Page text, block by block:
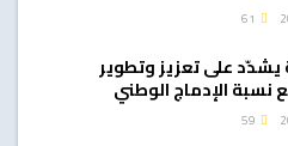
يشدّد على تعزيز وتطوير
نسبة الإدماج الوطني